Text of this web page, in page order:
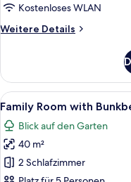
Kostenloses WLAN
Weitere Details
Weitere
Alle
Fotos
für
Family
Room
9
Family Room with
Blick auf den Garten
40 m²
2 Schlafzimmer